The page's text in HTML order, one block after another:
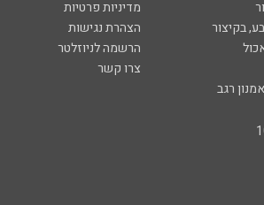
מדיניות פרטיות
בקיצור
הצהרת נגישות
הרשמה לניוזלטר
צרו קשר
רגב